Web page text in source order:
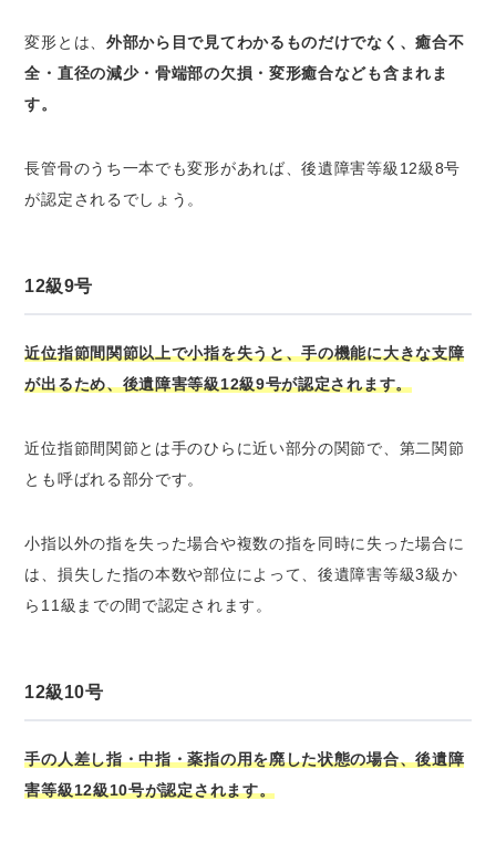
変形とは、 外部から目で見てわかるものだけでなく、癒合不
全・直径の減少・骨端部の欠損・変形癒合なども含まれま
す。
長管骨のうち一本でも変形があれば、後遺障害等級12級8号
が認定されるでしょう。
12級9号
近位指節間関節以上で小指を失うと、手の機能に大きな支障
が出るため、後遺障害等級12級9号が認定されます。
近位指節間関節とは手のひらに近い部分の関節で、第二関節
とも呼ばれる部分です。
小指以外の指を失った場合や複数の指を同時に失った場合に
は、損失した指の本数や部位によって、後遺障害等級3級か
ら11級までの間で認定されます。
12級10号
手の人差し指・中指・薬指の用を廃した状態の場合、後遺障
害等級12級10号が認定されます。